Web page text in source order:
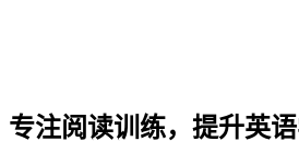
专注阅读训练，提升英